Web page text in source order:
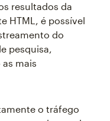
resultados da
HTML, é possível
do
pesquisa,
mais
o tráfego